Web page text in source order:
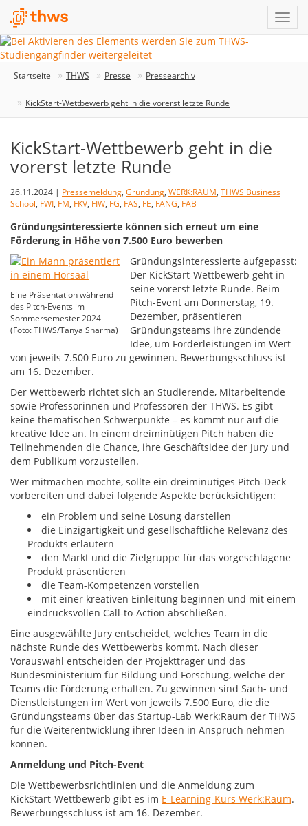
Startseite THWS Presse Pressearchiv
KickStart-Wettbewerb geht in die vorerst letzte Runde
KickStart-Wettbewerb geht in die
vorerst letzte Runde
26.11.2024 | Pressemeldung, Gründung, WERK:RAUM, THWS Business
School, FWI, FM, FKV, FIW, FG, FAS, FE, FANG, FAB
Gründungsinteressierte können sich erneut um eine
Förderung in Höhe von 7.500 Euro bewerben
Eine Präsentation während
des Pitch-Events im
Sommersemester 2024
(Foto: THWS/Tanya Sharma)
Gründungsinteressierte aufgepasst:
Der KickStart-Wettbewerb geht in
seine vorerst letzte Runde. Beim
Pitch-Event am Donnerstag, 19.
Dezember, präsentieren
Gründungsteams ihre zündende
Idee, um Förderleistungen im Wert
von jeweils 7.500 Euro zu gewinnen. Bewerbungsschluss ist
am 16. Dezember.
Der Wettbewerb richtet sich an Studierende, Mitarbeitende
sowie Professorinnen und Professoren der THWS. Es gibt
keine thematischen Schwerpunkte – es kommt nur auf die
kreative Idee an. In einem dreiminütigen Pitch haben die
Teilnehmenden die Chance, ihre Geschäftsidee der Jury und
dem Publikum vorzustellen.
Wer mitmachen möchte, sollte ein dreiminütiges Pitch-Deck
vorbereiten und dabei folgende Aspekte berücksichtigen:
ein Problem und seine Lösung darstellen
die Einzigartigkeit und gesellschaftliche Relevanz des
Produkts erläutern
den Markt und die Zielgruppe für das vorgeschlagene
Produkt präsentieren
die Team-Kompetenzen vorstellen
mit einer kreativen Einleitung beginnen und mit einem
eindrucksvollen Call-to-Action abschließen.
Eine ausgewählte Jury entscheidet, welches Team in die
nächste Runde des Wettbewerbs kommt. Nach dieser
Vorauswahl entscheiden der Projektträger und das
Bundesministerium für Bildung und Forschung, welche der
Teams die Förderung erhalten. Zu gewinnen sind Sach- und
Dienstleistungen im Wert von jeweils 7.500 Euro, die die
Gründungsteams über das Startup-Lab Werk:Raum der THWS
für die Weiterentwicklung ihrer Ideen in Anspruch nehmen
können.
Anmeldung und Pitch-Event
Die Wettbewerbsrichtlinien und die Anmeldung zum
KickStart-Wettbewerb gibt es im E-Learning-Kurs Werk:Raum.
Bewerbungsschluss ist am 16. Dezember.